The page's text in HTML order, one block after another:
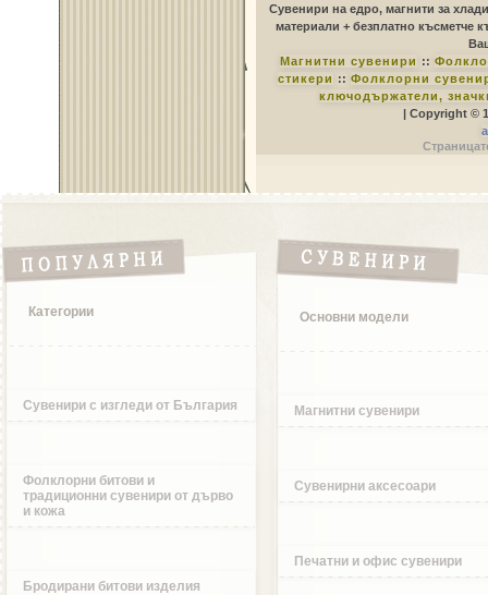
Сувенири на едро, магнити за
материали + безплатно късметче
Магнитни сувенири ::
стикери :: Фолклорни
ключодържатели,
| Copyright ©
Категории
Сувенири с изгледи от България
Фолклорни битови и
традиционни сувенири от дърво
и кожа
Бродирани битови изделия
Основни модели
Магнитни сувенири
Сувенирни аксесоари
Печатни и офис сувенири